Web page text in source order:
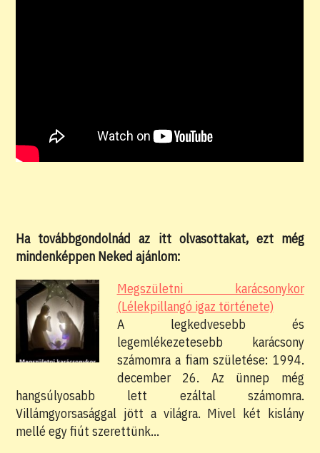
Ha továbbgondolnád az itt olvasottakat, ezt még
mindenképpen Neked ajánlom:
Megszületni karácsonykor
(Lélekpillangó igaz története)
A legkedvesebb és
legemlékezetesebb karácsony
számomra a fiam születése: 1994.
december 26. Az ünnep még
hangsúlyosabb lett ezáltal számomra.
Villámgyorsasággal jött a világra. Mivel két kislány
mellé egy fiút szerettünk…